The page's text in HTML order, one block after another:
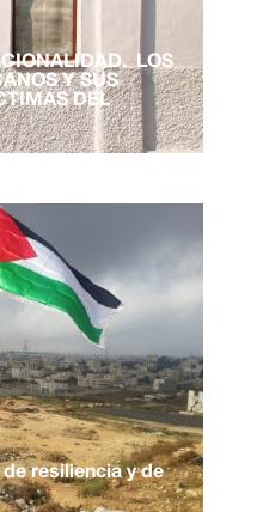
LOS
Y SUS
DEL
resiliencia y de